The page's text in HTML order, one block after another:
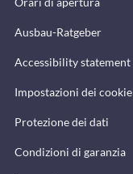
Ausbau-Ratgeber
Accessibility statement
Impostazioni dei cookie
Protezione dei dati
Condizioni di garanzia